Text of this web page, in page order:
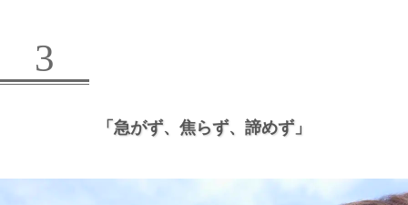
3
「急がず、 焦らず、 諦めず」